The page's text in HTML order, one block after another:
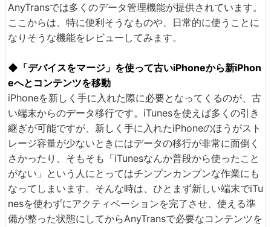
AnyTransでは多くのデータ管理機能が提供されています。
ここからは、特に便利そうなものや、日常的に使うことに
なりそうな機能をレビューしてみます。
◆「デバイスをマージ」を使って古いiPhoneから新iPhon
eへとコンテンツを移動
iPhoneを新しく手に入れた際に必要となってくるのが、古
い端末からのデータ移行です。iTunesを使えば多くの引き
継ぎが可能ですが、新しく手に入れたiPhoneのほうがスト
レージ容量が少ないときにはデータの移行が非常に面倒く
さかったり、そもそも「iTunesなんか普段から使ったこと
がない」という人にとってはチンプンカンプンな作業にも
なってしまいます。そんな時は、ひとまず新しい端末でiTu
nesを使わずにアクティベーションを完了させ、使える準
備が整った状態にしてからAnyTransで必要なコンテンツを